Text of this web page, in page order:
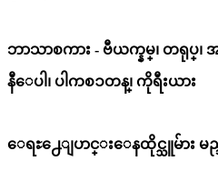
ဘာသာစကား - ဗီယက္နမ္၊ တရုပ္၊
နီေပါ၊ ပါကစၥတန္၊ ကိုရီးယား
ေရႊ႕ေျပာင္းေနထိုင္သူမ်ား